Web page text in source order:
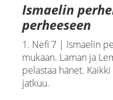
Ismaelin
perheeseen
1. Nefi 7 | Ismaelin
mukaan. Laman ja
pelastaa hänet.
jatkuu.